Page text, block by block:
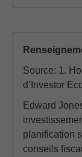
Source: 1.
d’Investor
Edward
planification
conseils